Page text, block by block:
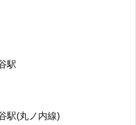
駅
駅(丸ノ内線)